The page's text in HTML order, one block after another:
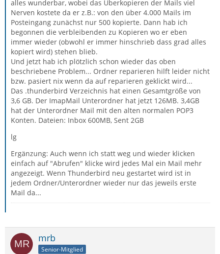
alles wunderbar, wobei das Überkopieren der Mails viel
Nerven kostete da er z.B.: von den über 4.000 Mails im
Posteingang zunächst nur 500 kopierte. Dann hab ich
begonnen die verbleibenden zu Kopieren wo er eben
immer wieder (obwohl er immer hinschrieb dass grad alles
kopiert wird) stehen blieb.
Und jetzt hab ich plötzlich schon wieder das oben
beschriebene Problem... Ordner reparieren hilft leider nicht
bzw. pasiert nix wenn da auf reparieren geklickt wird...
Das .thunderbird Verzeichnis hat einen Gesamtgröße von
3,6 GB. Der ImapMail Unterordner hat jetzt 126MB. 3,4GB
hat der Unterordner Mail mit den alten normalen POP3
Konten. Dateien: Inbox 600MB, Sent 2GB
lg
Ergänzung: Auch wenn ich statt weg und wieder klicken
einfach auf "Abrufen" klicke wird jedes Mal ein Mail mehr
angezeigt. Wenn Thunderbird neu gestartet wird ist in
jedem Ordner/Unterordner wieder nur das jeweils erste
Mail da...
mrb
Senior-Mitglied